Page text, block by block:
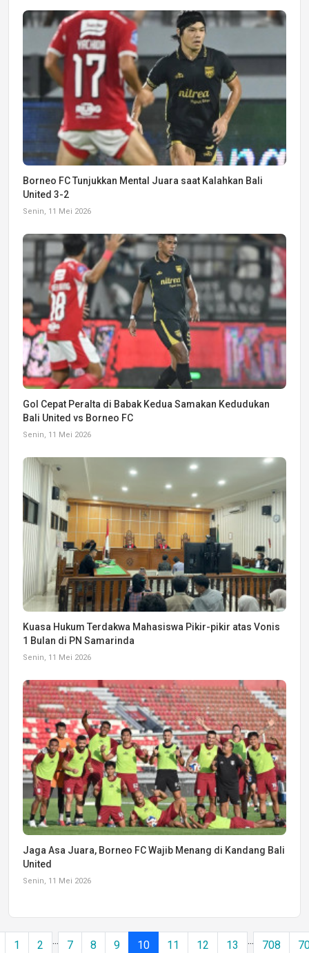
Borneo FC Tunjukkan Mental Juara saat Kalahkan Bali
United 3-2
Senin, 11 Mei 2026
Gol Cepat Peralta di Babak Kedua Samakan Kedudukan
Bali United vs Borneo FC
Senin, 11 Mei 2026
Kuasa Hukum Terdakwa Mahasiswa Pikir-pikir atas Vonis
1 Bulan di PN Samarinda
Senin, 11 Mei 2026
Jaga Asa Juara, Borneo FC Wajib Menang di Kandang Bali
United
Senin, 11 Mei 2026
1 2 ... 7 8 9 10 11 12 13 ... 708